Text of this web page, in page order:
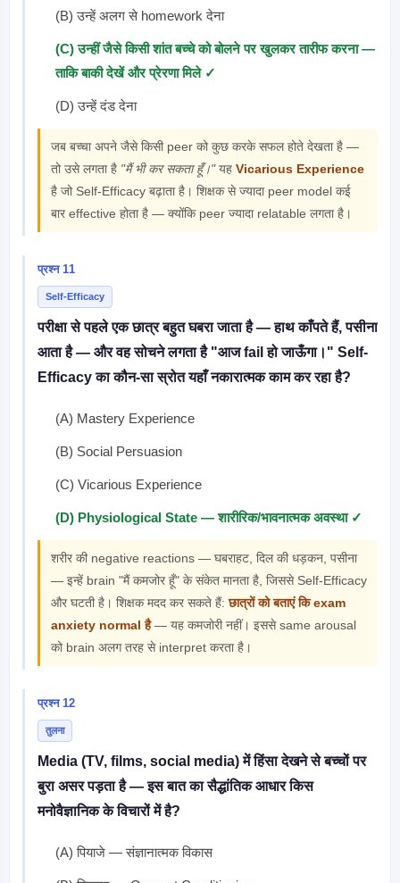
(B) उन्हें अलग से homework देना
(C) उन्हीं जैसे किसी शांत बच्चे को बोलने पर खुलकर तारीफ करना —
ताकि बाकी देखें और प्रेरणा मिले ✓
(D) उन्हें दंड देना
जब बच्चा अपने जैसे किसी peer को कुछ करके सफल होते देखता है —
तो उसे लगता है "मैं भी कर सकता हूँ।"यह Vicarious Experience
है जो Self-Efficacy बढ़ाता है। शिक्षक से ज्यादा peer model कई
बार effective होता है — क्योंकि peer ज्यादा relatable लगता है।
प्रश्न 11
Self-Efficacy
परीक्षा से पहले एक छात्र बहुत घबरा जाता है — हाथ काँपते हैं, पसीना
आता है — और वह सोचने लगता है "आज fail हो जाऊँगा।" Self-
Efficacy का कौन-सा स्रोत यहाँ नकारात्मक काम कर रहा है?
(A) Mastery Experience
(B) Social Persuasion
(C) Vicarious Experience
(D) Physiological State — शारीरिक/भावनात्मक अवस्था ✓
शरीर की negative reactions — घबराहट, दिल की धड़कन, पसीना
— इन्हें brain "मैं कमजोर हूँ" के संकेत मानता है, जिससे Self-Efficacy
और घटती है। शिक्षक मदद कर सकते हैं:छात्रों को बताएं कि exam
anxiety normal है— यह कमजोरी नहीं। इससे same arousal
को brain अलग तरह से interpret करता है।
प्रश्न 12
तुलना
Media (TV, films, social media) में हिंसा देखने से बच्चों पर
बुरा असर पड़ता है — इस बात का सैद्धांतिक आधार किस
मनोवैज्ञानिक के विचारों में है?
(A) पियाजे — संज्ञानात्मक विकास